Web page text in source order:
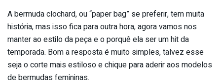
A bermuda clochard, ou “paper bag” se preferir, tem muita
história, mas isso fica para outra hora, agora vamos nos
manter ao estilo da peça e o porquê ela ser um hit da
temporada. Bom a resposta é muito simples, talvez esse
seja o corte mais estiloso e chique para aderir aos modelos
de bermudas femininas.